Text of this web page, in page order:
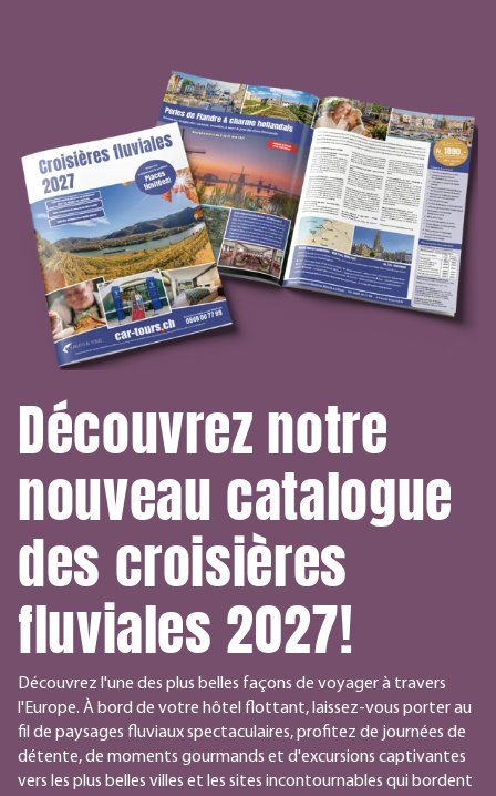
Découvrez notre
nouveau catalogue
des croisières
fluviales 2027!
Découvrez l'une des plus belles façons de voyager à travers
l'Europe. À bord de votre hôtel flottant, laissez-vous porter au
fil de paysages fluviaux spectaculaires, profitez de journées de
détente, de moments gourmands et d'excursions captivantes
vers les plus belles villes et les sites incontournables qui bordent